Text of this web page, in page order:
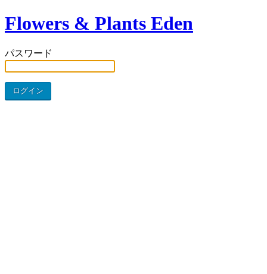
Flowers & Plants Eden
パスワード